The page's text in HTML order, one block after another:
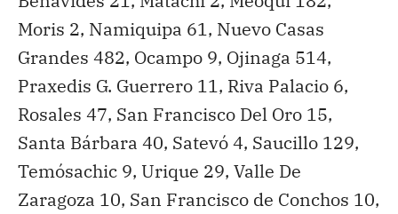
Moris 2, Namiquipa 61, Nuevo Casas
Grandes 482, Ocampo 9, Ojinaga 514,
Praxedis G. Guerrero 11, Riva Palacio 6,
Rosales 47, San Francisco Del Oro 15,
Santa Bárbara 40, Satevó 4, Saucillo 129,
Temósachic 9, Urique 29, Valle De
Zaragoza 10, San Francisco de Conchos 10,